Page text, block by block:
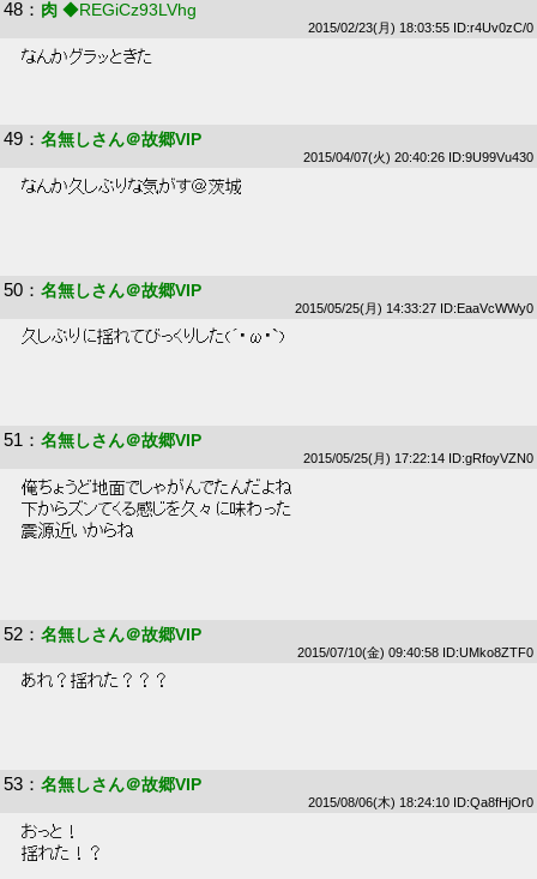
48 ： 肉 ◆REGiCz93LVhg
2015/02/23(月) 18:03:55 ID:r4Uv0zC/0
なんかグラッときた
49 ： 名無しさん＠故郷VIP
2015/04/07(火) 20:40:26 ID:9U99Vu430
なんか久しぶりな気がす＠茨城
50 ： 名無しさん＠故郷VIP
2015/05/25(月) 14:33:27 ID:EaaVcWWy0
久しぶりに揺れてびっくりした(´･ω･`)
51 ： 名無しさん＠故郷VIP
2015/05/25(月) 17:22:14 ID:gRfoyVZN0
俺ちょうど地面でしゃがんでたんだよね
下からズンてくる感じを久々に味わった
震源近いからね
52 ： 名無しさん＠故郷VIP
2015/07/10(金) 09:40:58 ID:UMko8ZTF0
あれ？揺れた？？？
53 ： 名無しさん＠故郷VIP
2015/08/06(木) 18:24:10 ID:Qa8fHjOr0
おっと！
揺れた！？